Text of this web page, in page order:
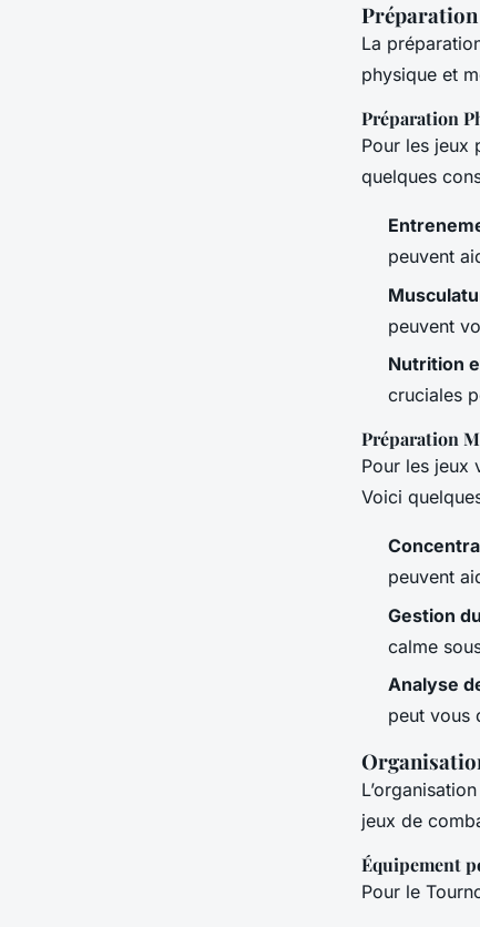
Préparation
La
physique et
Préparation
Pour les jeux
quelques
peuvent
peuvent
Nutrition
cruciales
Préparation
Pour les jeux
Voici
peuvent
Gestion
calme
Analyse
peut vous
jeux de
Équipement
Pour le